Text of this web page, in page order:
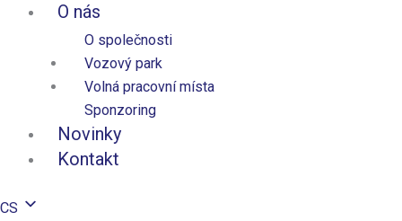
Spravovat možnosti
Spravovat služby
Správa {vendor_count} prodejců
Přečtěte si více o těchto účelech
Přijmout Odmítnout
Uložit nastavení
O nás
O společnosti
Vozový park
Volná pracovní místa
Sponzoring
Novinky
Kontakt
CS